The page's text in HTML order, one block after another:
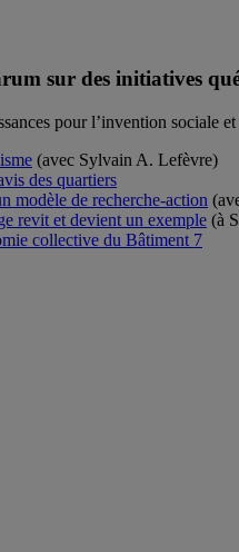
sur des initiatives
pour l’invention sociale
(avec Sylvain A. Lefèvre)
des quartiers
modèle de recherche-action
revit et devient un exemple (à
collective du Bâtiment 7